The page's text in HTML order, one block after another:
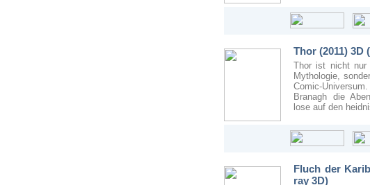
Thor (2011) 3D
Thor ist nicht nur
Mythologie,
Comic-
Branagh die
lose auf den
Fluch der
ray 3D)